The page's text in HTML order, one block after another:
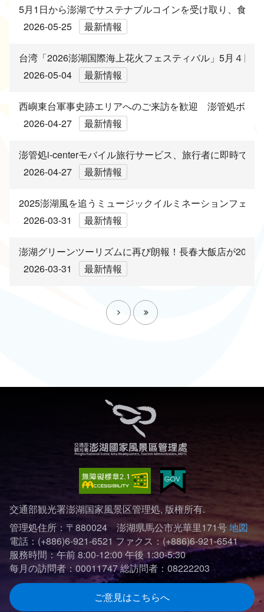
5月1日から澎湖でサステナブルコインを受け取り、食べ
2026-05-25
最新情報
台湾「2026澎湖国際海上花火フェスティバル」5月４日
2026-05-04
最新情報
西嶼東台軍事史跡エリアへのご来訪を歓迎 澎管処ボラ
2026-04-27
最新情報
澎管処i-centerモバイル旅行サービス、旅行者に即時で心
2026-04-27
最新情報
2025澎湖風を追うミュージックイルミネーションフェ
2026-03-31
最新情報
澎湖グリーンツーリズムに再び朗報！長春大飯店が2026
2026-03-31
最新情報
次へ
交通部観光署澎湖国家風景区管理処, 版権所有.
管理処住所：〒880024 澎湖県馬公市光華里171号地図
電話：(+886)6-921-6521 ファクス：(+886)6-921-6541
服務時間：午前 8:00-12:00 午後 1:30-5:30
每月の訪問者：00011747総訪問者：08222203
ご意見はこちらへ